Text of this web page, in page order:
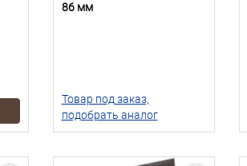
86 мм
Товар под заказ,
подобрать аналог